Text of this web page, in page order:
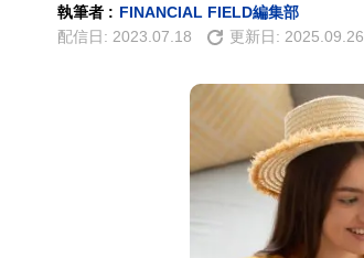
執筆者 : FINANCIAL FIELD編集部
配信日: 2023.07.18 更新日: 2025.09.26